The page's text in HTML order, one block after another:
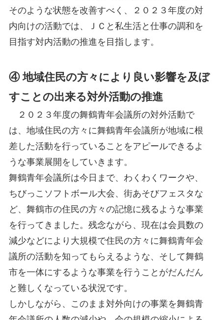
そのような状態を改善すべく、２０２３年度の対
内向けの活動では、ＪＣと私生活と仕事の調和を
目指す対内活動の推進を目指します。
④ 地域住民の方々により良い影響を及ぼ
すことの出来る対外活動の推進
２０２３年度の舞鶴青年会議所の対外活動で
は、地域住民の方々に舞鶴青年会議所が地域に根
差した活動を行っていることをアピールできるよ
うな事業展開をしていきます。
舞鶴青年会議所は今日まで、わくわくワークや、
ちびっこソフトボール大会、街あそびフェスタな
ど、舞鶴市の住民の方々の記憶に残るような事業
を行ってきました。残念ながら、現在は会員数の
減少などにより大規模で住民の方々に舞鶴青年会
議所の活動を知ってもらえるような、そして舞鶴
市を一体にするような事業を行うことがだんだん
と難しくなっている状況です。
しかしながら、このまま対外向けの事業を舞鶴青